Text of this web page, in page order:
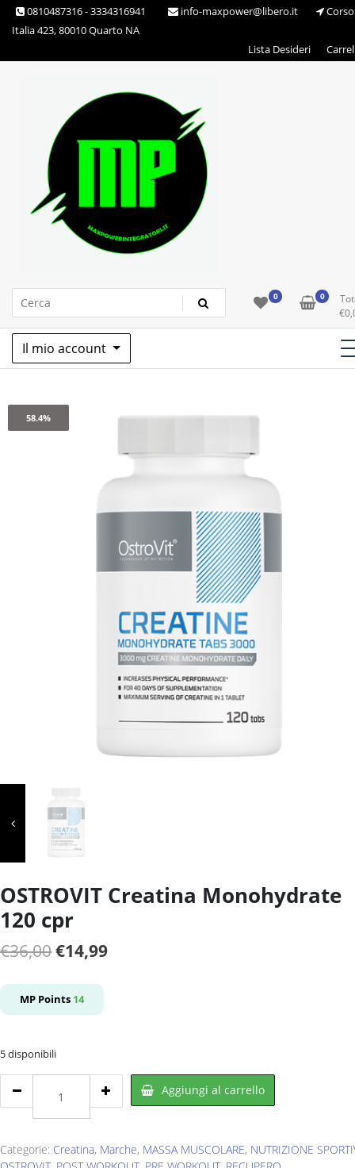
Skip 0810487316 - 3334316941 info-maxpower@libero.it
Corso
Italia 423, 80010 Quarto NA
Lista Desideri
Max Power Integratori 0 0
€
Il mio account
58.4%
OSTROVIT Creatina Monohydrate
120 cpr
€36,00Il
originale
€36,00.
€14,99Il
MP Points 14
5 disponibili
Creatina
Monohydrate
cpr
Aggiungi al carrello
Categorie: Creatina, Marche, MASSA MUSCOLARE, NUTRIZIONE